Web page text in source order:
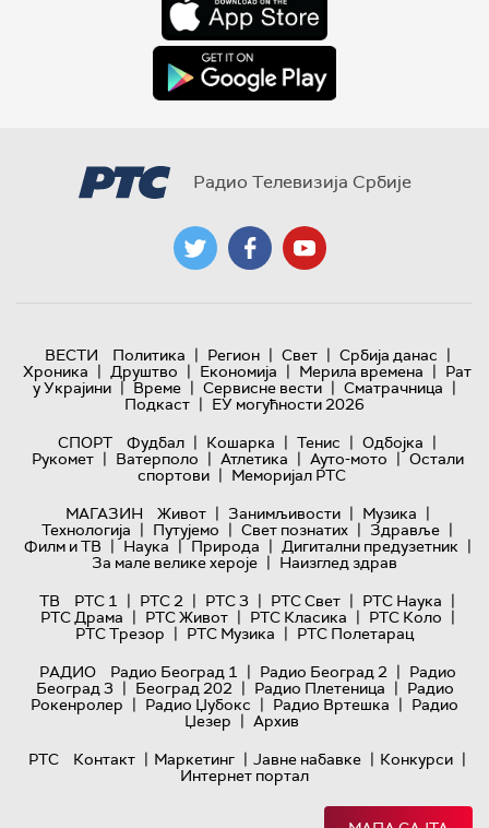
Радио Телевизија Србије
ВЕСТИ Политика | Регион | Свет | Србија данас |
Хроника | Друштво | Економија | Мерила времена | Рат
у Украјини | Време | Сервисне вести | Сматрачница |
Подкаст | ЕУ могућности 2026
СПОРТ
Фудбал | Кошарка | Тенис | Одбојка |
Рукомет | Ватерполо | Атлетика | Ауто-мото | Остали
спортови | Меморијал РТС
МАГАЗИН
Живот | Занимљивости | Музика |
Технологијa | Путујемо | Свет познатих | Здравље |
Филм и ТВ | Наука | Природа | Дигитални предузетник |
За мале велике хероје | Наизглед здрав
ТВ
РТС 1 | РТС 2 | РТС 3 | РТС Свет | РТС Наука |
РТС Драма | РТС Живот | РТС Класика | РТС Коло |
РТС Трезор | РТС Музика | РТС Полетарац
РАДИО
Радио Београд 1 | Радио Београд 2 | Радио
Београд 3 | Београд 202 | Радио Плетеница | Радио
Рокенролер | Радио Џубокс | Радио Вртешка | Радио
Џезер | Архив
РТС
Контакт | Маркетинг | Јавне набавке | Конкурси |
Интернет портал